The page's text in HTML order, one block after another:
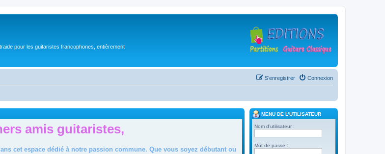
pour les guitaristes francophones, entièrement
Connexion
S’enregistrer
amis guitaristes,
cet espace dédié à notre passion commune. Que vous soyez débutant ou
MENU DE L’UTILISATEUR
Nom d’utilisateur :
Mot de passe :